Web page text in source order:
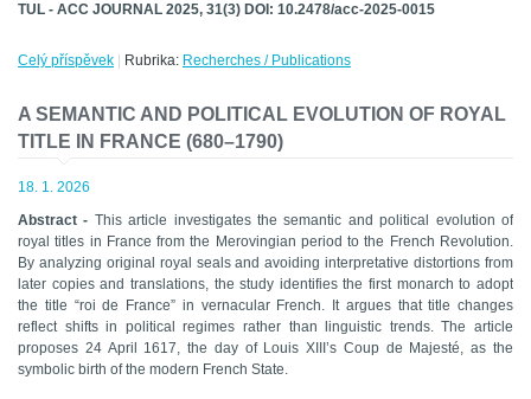
TUL - ACC JOURNAL 2025, 31(3) DOI: 10.2478/acc-2025-0015
Celý příspěvek Rubrika: Recherches / Publications
A SEMANTIC AND POLITICAL EVOLUTION OF ROYAL
TITLE IN FRANCE (680–1790)
18. 1. 2026
Abstract - This article investigates the semantic and political evolution of
royal titles in France from the Merovingian period to the French Revolution.
By analyzing original royal seals and avoiding interpretative distortions from
later copies and translations, the study identifies the first monarch to adopt
the title “roi de France” in vernacular French. It argues that title changes
reflect shifts in political regimes rather than linguistic trends. The article
proposes 24 April 1617, the day of Louis XIII’s Coup de Majesté, as the
symbolic birth of the modern French State.